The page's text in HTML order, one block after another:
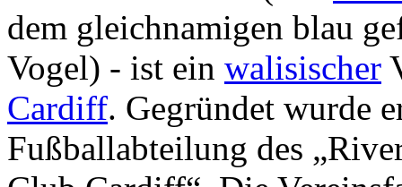
dem gleichnamigen blau
Vogel) - ist ein walisischer
Cardiff. Gegründet wurde
Fußballabteilung des